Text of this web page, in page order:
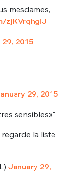
mesdames,
zjKVrqhgiJ
2015
29, 2015
sensibles»"
la liste
January 29,